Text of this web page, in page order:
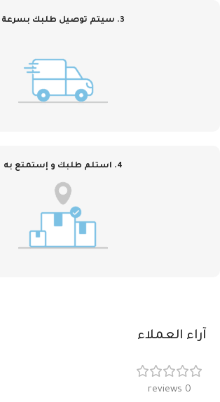
3. سيتم توصيل طلبك بسرعة
4. استلم طلبك و إستمتع به
آراء العملاء
0 reviews